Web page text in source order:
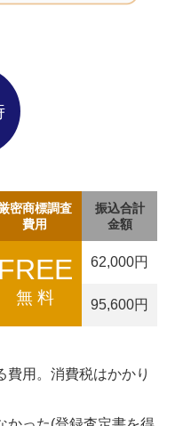
密商標調査
費用
振込合計
金額
FREE
無 料
62,000円
95,600円
費用。消費税はかかり